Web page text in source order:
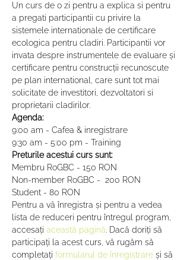
Un curs de o zi pentru a explica si pentru
a pregati participantii cu privire la
sistemele internationale de certificare
ecologica pentru cladiri. Participantii vor
invata despre instrumentele de evaluare și
certificare pentru construcții recunoscute
pe plan international, care sunt tot mai
solicitate de investitori, dezvoltatori si
proprietarii cladirilor.
Agenda:
9:00 am - Cafea & inregistrare
9:30 am - 5:00 pm - Training
Preturile acestui curs sunt:
Membru RoGBC - 150 RON
Non-member RoGBC -  200 RON
Student - 80 RON
Pentru a vă înregistra și pentru a vedea
lista de reduceri pentru întregul program,
accesați această pagină. Dacă doriți să
participați la acest curs, vă rugăm să
completați formularul de înregistrare și să